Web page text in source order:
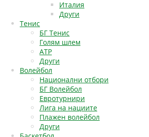
Италия
Други
Тенис
БГ Тенис
Голям шлем
АТР
Други
Волейбол
Национални отбори
БГ Волейбол
Евротурнири
Лига на нациите
Плажен волейбол
Други